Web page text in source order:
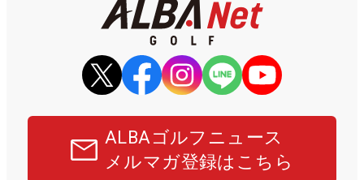
ALBAゴルフニュース
メルマガ登録はこちら